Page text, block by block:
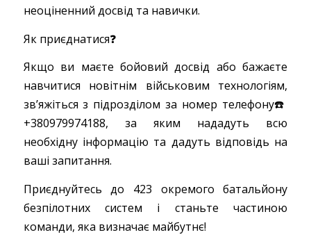
неоціненний досвід та навички.
Як приєднатися❓
Якщо ви маєте бойовий досвід або бажаєте
навчитися новітнім військовим технологіям,
зв’яжіться з підрозділом за номер телефону☎️
+380979974188, за яким нададуть всю
необхідну інформацію та дадуть відповідь на
ваші запитання.
Приєднуйтесь до 423 окремого батальйону
безпілотних систем і станьте частиною
команди, яка визначає майбутнє!